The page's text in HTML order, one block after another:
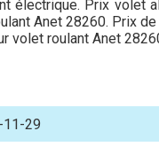
électrique. Prix
Anet 28260. Prix
volet roulant Anet
29